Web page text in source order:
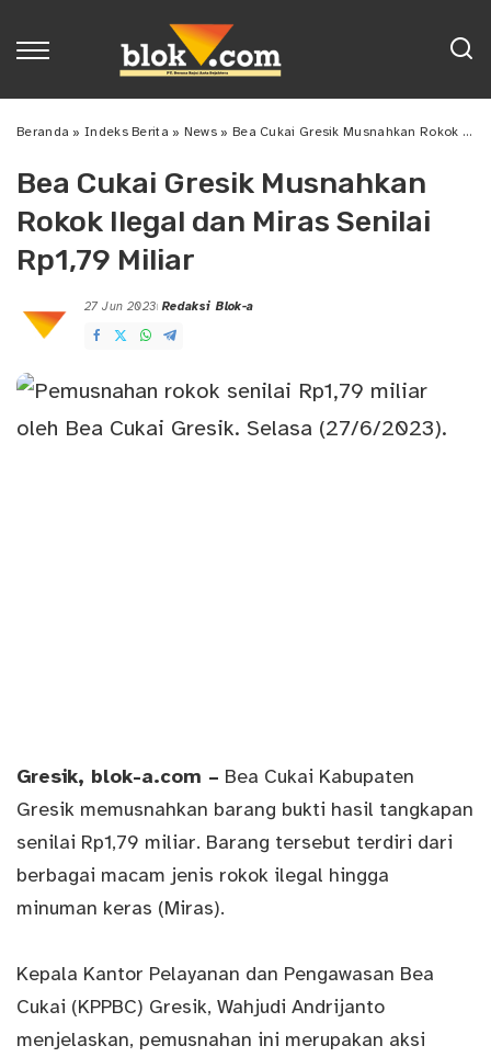
Beranda »Indeks Berita » News » Bea Cukai Gresik Musnahkan Rokok Ilegal dan Miras Senilai Rp1,79 Miliar
Bea Cukai Gresik Musnahkan
Rokok Ilegal dan Miras Senilai
Rp1,79 Miliar
27 Jun 2023
Posted
by
Redaksi Blok-a
Gresik, blok-a.com – Bea Cukai Kabupaten
Gresik memusnahkan barang bukti hasil tangkapan
senilai Rp1,79 miliar. Barang tersebut terdiri dari
berbagai macam jenis rokok ilegal hingga
minuman keras (Miras).
Kepala Kantor Pelayanan dan Pengawasan Bea
Cukai (KPPBC) Gresik, Wahjudi Andrijanto
menjelaskan, pemusnahan ini merupakan aksi